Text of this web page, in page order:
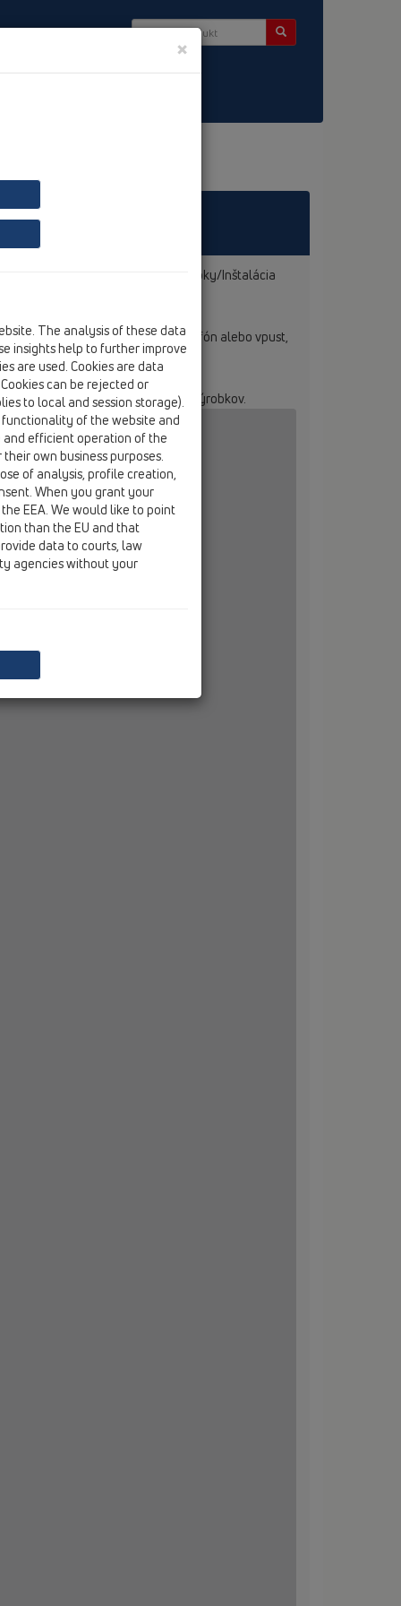
ako aj o ich inštalácií (pozri Výrobky/Inštalácia
ste našli pre Vás ten optimálny sifón alebo vpust,
d'alej poradit' vašim inštalatérom.
nájdete na nasledujúcej mape výrobkov.
×
The analysis of these data
insights help to further improve
are used. Cookies are data
can be rejected or
to local and session storage).
of the website and
and efficient operation of the
own business purposes.
of analysis, profile creation,
When you grant your
EEA. We would like to point
than the EU and that
data to courts, law
agencies without your